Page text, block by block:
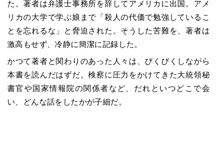
た。著者は弁護士事務所を辞してアメリカに出国。アメ
リカの大学で学ぶ娘まで「殺人の代価で勉強しているこ
とを忘れるな」と脅迫された。そうした苦難を、著者は
激高もせず、冷静に簡潔に記録した。
かつて著者と関わりのあった人々は、びくびくしながら
本書を読んだはずだ。検察に圧力をかけてきた大統領秘
書官や国家情報院の関係者など、だれといつどこで会
い、どんな話をしたかが子細だ。